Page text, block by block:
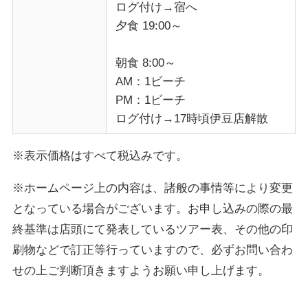
ログ付け→宿へ
夕食 19:00～
朝食 8:00～
AM：1ビーチ
PM：1ビーチ
ログ付け→17時頃伊豆店解散
※表示価格はすべて税込みです。
※ホームページ上の内容は、諸般の事情等により変更
となっている場合がございます。お申し込みの際の最
終基準は店頭にて発表しているツアー表、その他の印
刷物などで訂正等行っていますので、必ずお問い合わ
せの上ご判断頂きますようお願い申し上げます。